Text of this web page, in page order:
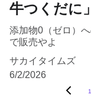
牛つくだに
添加物0（ゼロ）
で販売やよ
サカイタイムズ
6/2/2026
1